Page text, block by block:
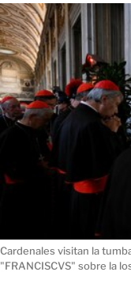
Cardenales visitan la
"FRANCISCVS" sobre la